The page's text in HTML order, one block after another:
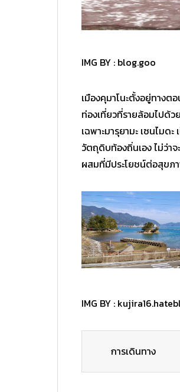
IMG BY : blog.goo
เมืองคุมาโนะตั้งอยู่ทางต
ท่องเที่ยวที่รายล้อมไปด้ว
เฉพาะมารุยามะ เซนไม
วัตถุดิบท้องถิ่นเอง ไม่ว่าจ
ผสมที่มีประโยชน์ต่อสุขภ
IMG BY :
การเดินทาง